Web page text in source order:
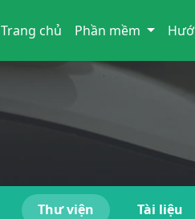
Trang chủ Phần mềm
Thư viện Tài liệu